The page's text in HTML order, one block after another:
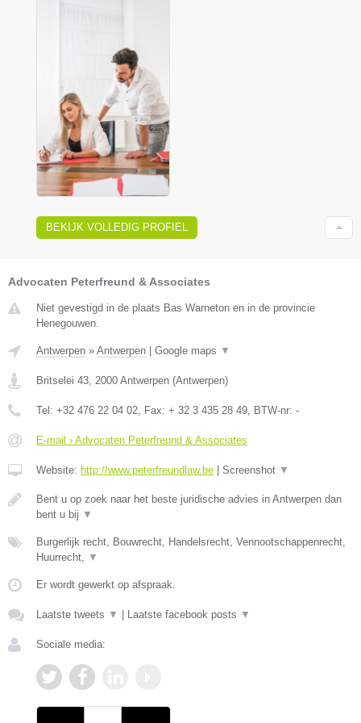
BEKIJK VOLLEDIG PROFIEL
Advocaten Peterfreund & Associates
Niet gevestigd in de plaats Bas Warneton en in de provincie
Henegouwen.
Antwerpen » Antwerpen Google maps ▼
Britselei 43 2000 Antwerpen (Antwerpen)
Tel: +32 476 22 04 02 , Fax: + 32 3 435 28 49 , BTW-nr: -
E-mail › Advocaten Peterfreund & Associates
Website: http://www.peterfreundlaw.be Screenshot ▼
Bent u op zoek naar het beste juridische advies in Antwerpen dan
bent u bij ▼
Burgerlijk recht, Bouwrecht, Handelsrecht, Vennootschappenrecht,
Huurrecht,
▼
Er wordt gewerkt op afspraak.
Laatste tweets ▼ Laatste facebook posts ▼
Sociale media: